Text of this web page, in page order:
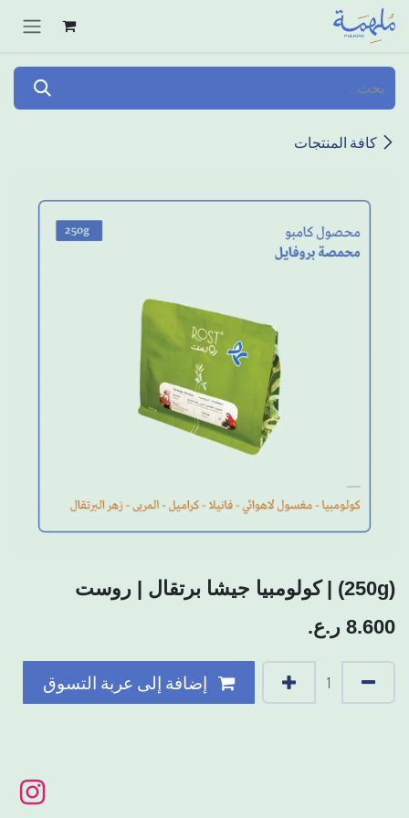
تخطي للذهاب إلى المحتوى
كافة المنتجات
(250g) | كولومبيا جيشا برتقال | روست
8.600 ر.ع.
إضافة إلى عربة التسوق